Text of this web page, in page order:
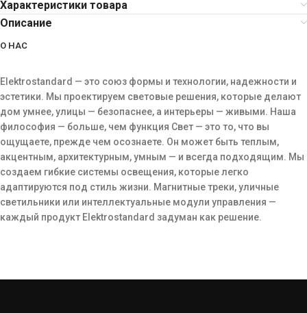
Характеристики товара
Описание
О НАС
Elektrostandard — это союз формы и технологии, надежности и
эстетики. Мы проектируем световые решения, которые делают
дом умнее, улицы — безопаснее, а интерьеры — живыми. Наша
философия — больше, чем функция Свет — это то, что вы
ощущаете, прежде чем осознаете. Он может быть теплым,
акцентным, архитектурным, умным — и всегда подходящим. Мы
создаем гибкие системы освещения, которые легко
адаптируются под стиль жизни. Магнитные треки, уличные
светильники или интеллектуальные модули управления —
каждый продукт Elektrostandard задуман как решение.